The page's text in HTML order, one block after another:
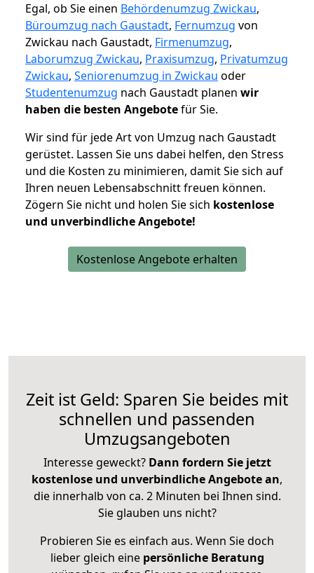
Egal, ob Sie einen Behördenumzug Zwickau,
Büroumzug nach Gaustadt, Fernumzug von
Zwickau nach Gaustadt, Firmenumzug,
Laborumzug Zwickau, Praxisumzug, Privatumzug
Zwickau, Seniorenumzug in Zwickau oder
Studentenumzug nach Gaustadt planen wir
haben die besten Angebotefür Sie.
Wir sind für jede Art von Umzug nach Gaustadt
gerüstet. Lassen Sie uns dabei helfen, den Stress
und die Kosten zu minimieren, damit Sie sich auf
Ihren neuen Lebensabschnitt freuen können.
Zögern Sie nicht und holen Sie sich kostenlose
und unverbindliche Angebote!
Kostenlose Angebote erhalten
Zeit ist Geld: Sparen Sie beides mit
schnellen und passenden
Umzugsangeboten
Interesse geweckt? Dann fordern Sie jetzt
kostenlose und unverbindliche Angebote an,
die innerhalb von ca. 2 Minuten bei Ihnen sind.
Sie glauben uns nicht?
Probieren Sie es einfach aus. Wenn Sie doch
lieber gleich eine persönliche Beratung